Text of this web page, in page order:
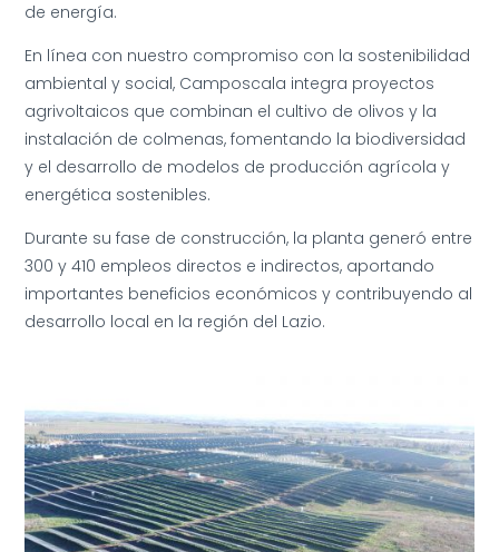
de energía.
En línea con nuestro compromiso con la sostenibilidad
ambiental y social, Camposcala integra proyectos
agrivoltaicos que combinan el cultivo de olivos y la
instalación de colmenas, fomentando la biodiversidad
y el desarrollo de modelos de producción agrícola y
energética sostenibles.
Durante su fase de construcción, la planta generó entre
300 y 410 empleos directos e indirectos, aportando
importantes beneficios económicos y contribuyendo al
desarrollo local en la región del Lazio.